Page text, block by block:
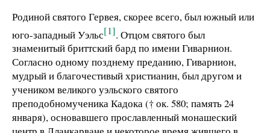
Родиной святого Гервея, скорее всего, был южный или
юго-западный Уэльс[1]. Отцом святого был
знаменитый бриттский бард по имени Гиварнион.
Согласно одному позднему преданию, Гиварнион,
мудрый и благочестивый христианин, был другом и
учеником великого уэльского святого
преподобномученика Кадока († ок. 580; память 24
января), основавшего прославленный монашеский